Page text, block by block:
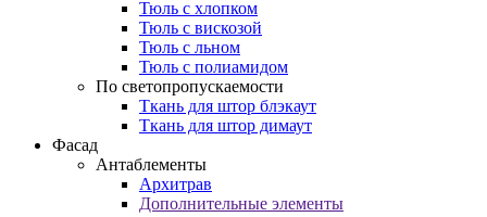
Тюль с хлопком
Тюль с вискозой
Тюль с льном
Тюль с полиамидом
По светопропускаемости
Ткань для штор блэкаут
Ткань для штор димаут
Фасад
Антаблементы
Архитрав
Дополнительные элементы